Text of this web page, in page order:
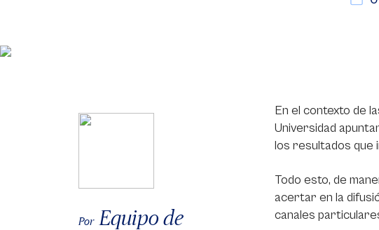
Por Equipo de
En el contexto de
Universidad
los resultados que
Todo esto, de
acertar en la
canales